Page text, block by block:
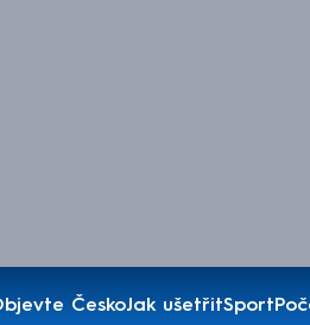
ČeskoJak ušetřitSport